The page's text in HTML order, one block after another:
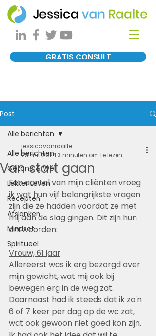
GRATIS CONSULT
Post
Alle berichten
Gezond & Wel
Lekker Leven
Recepten
Afslanken
Mindset
Spiritueel
Alle berichten
Van start gaan
jessicavanraalte
25 mrt 20243 minuten om te lezen
Een aantal van mijn cliënten vroeg
ik wat hun vijf belangrijkste vragen
zijn die ze hadden voordat ze met
mij aan de slag gingen. Dit zijn hun
antwoorden:
Vrouw, 61 jaar
Allereerst was ik erg bezorgd over
mijn gewicht, wat mij ook bij
bewegen erg in de weg zat.
Daarnaast had ik steeds dat ik zo'n
6 of 7 keer per dag op de wc zat,
wat ook gewoon niet goed kon zijn.